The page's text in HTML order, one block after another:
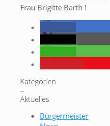
Frau Brigitte Barth !
Kategorien
–
Aktuelles
Bürgermeister